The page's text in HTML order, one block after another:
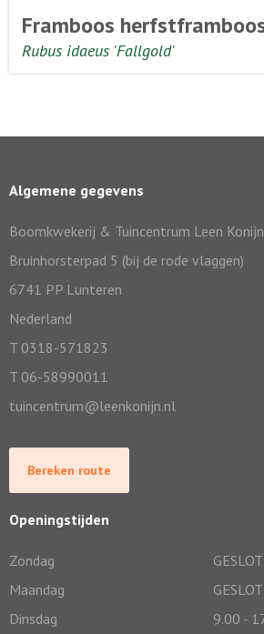
Framboos
Rubus idaeus 'Fallgold'
Algemene gegevens
Boomkwekerij & Tuincentrum Leen Konijn
Bruinhorsterpad 5 (bij de rode vlaggen)
6741 PP Lunteren
Nederland
T 0318-571823
T 06-58990011
tuincentrum@leenkonijn.nl
Bereken route
Openingstijden
Zondag
Maandag
Dinsdag
9.00 -